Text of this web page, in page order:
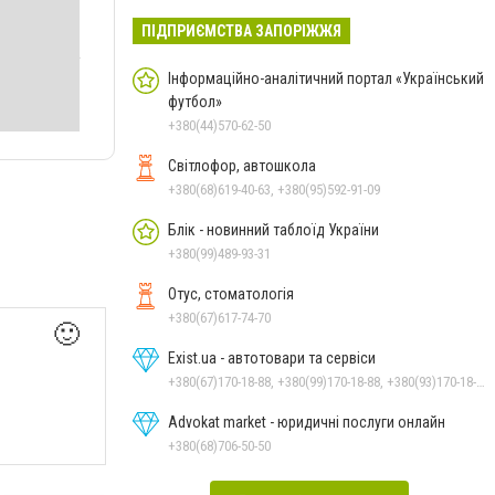
🙂
ПІДПРИЄМСТВА ЗАПОРІЖЖЯ
Інформаційно-аналітичний портал «Український
футбол»
+380(44)570-62-50
Світлофор, автошкола
+380(68)619-40-63, +380(95)592-91-09
Блік - новинний таблоїд України
+380(99)489-93-31
Отус, стоматологія
+380(67)617-74-70
Exist.ua - автотовари та сервіси
Advokat market - юридичні послуги онлайн
+380(68)706-50-50